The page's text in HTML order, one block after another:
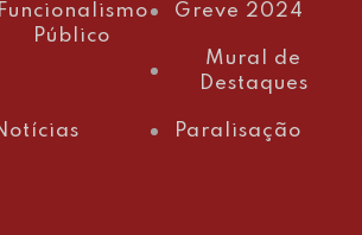
Funcionalismo
Público
Greve 2024
Mural de
Destaques
Paralisação